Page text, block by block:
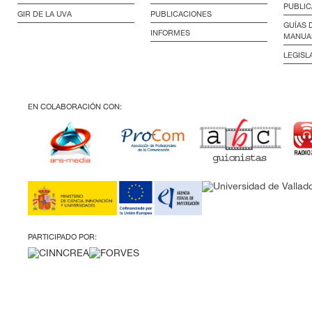
GIR DE LA UVA PUBLICACIONES
INFORMES
GUÍAS
EN COLABORACIÓN CON:
PARTICIPADO POR: